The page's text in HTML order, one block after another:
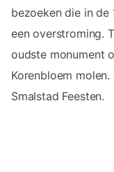
bezoeken die in de
een overstroming.
oudste monument
Korenbloem
Smalstad Feesten.